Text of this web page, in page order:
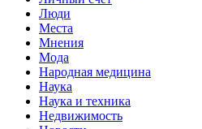
Люди
Места
Мнения
Мода
Народная медицина
Наука
Наука и техника
Недвижимость